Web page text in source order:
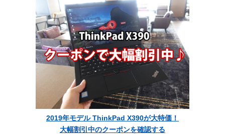
2019年モデル ThinkPad X390が大特価！
大幅割引中のクーポンを確認する